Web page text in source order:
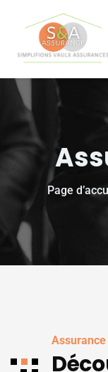
Panneau de gestion
Page